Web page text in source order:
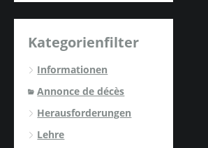
Kategorienfilter
Informationen
Annonce de décès
Herausforderungen
Lehre